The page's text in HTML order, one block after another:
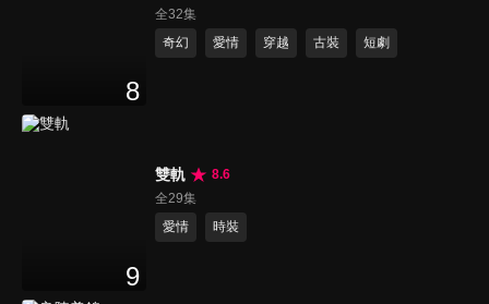
8
全32集
奇幻
愛情 穿越 古裝 短劇
9
雙軌
8.6
全29集
愛情
時裝